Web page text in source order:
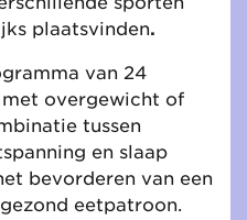
plaatsvinden.
van 24
met overgewicht of
tussen
en slaap
bevorderen van een
eetpatroon.